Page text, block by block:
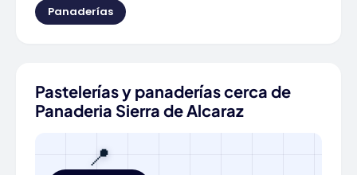
Panaderías
Pastelerías y panaderías cerca de
Panaderia Sierra de Alcaraz
📍